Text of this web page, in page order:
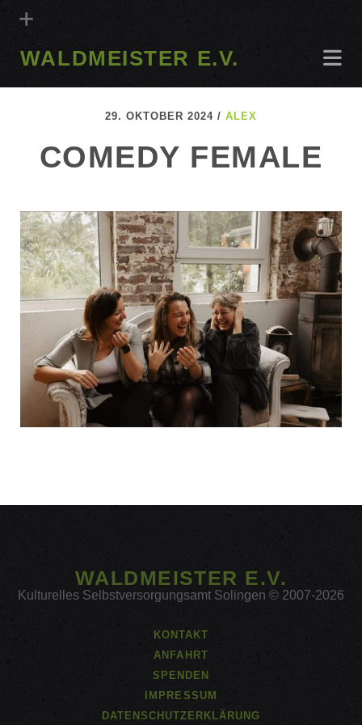
WALDMEISTER E.V.
29. OKTOBER 2024 /ALEX
COMEDY FEMALE
WALDMEISTER E.V.
Kulturelles Selbstversorgungsamt Solingen © 2007-2026
KONTAKT
ANFAHRT
SPENDEN
IMPRESSUM
DATENSCHUTZERKLÄRUNG